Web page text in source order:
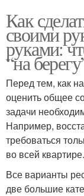
Как
своими
руками:
“на
Перед тем, как
оценить общее
задачи
Например,
требоваться
во всей квартире.
Все варианты
две большие